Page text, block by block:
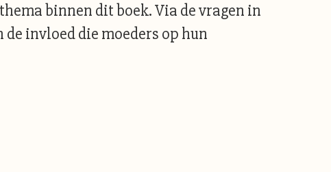
binnen dit boek. Via de vragen in
invloed die moeders op hun